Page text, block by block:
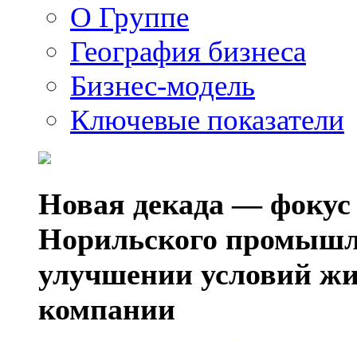
О Группе
География бизнеса
Бизнес-модель
Ключевые показатели
Новая декада — фокус
Норильского
улучшении условий
компании